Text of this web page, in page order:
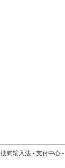
搜狗输入法 - 支付中心 -